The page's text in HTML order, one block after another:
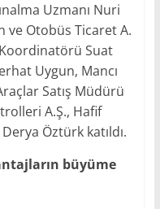
Uzmanı Nuri
ve Otobüs Ticaret A.
Koordinatörü Suat
Uygun, Mancı
Satış Müdürü
A.Ş., Hafif
Öztürk katıldı.
büyüme